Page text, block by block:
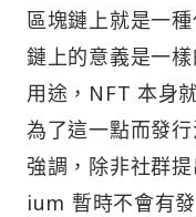
區塊鏈上就是一
鏈上的意義是一
用途，NFT 本身
為了這一點而發
強調，除非社群
ium 暫時不會有